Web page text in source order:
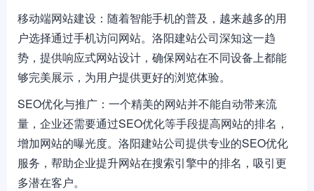
移动端网站建设：随着智能手机的普及，越来越多的用
户选择通过手机访问网站。洛阳建站公司深知这一趋
势，提供响应式网站设计，确保网站在不同设备上都能
够完美展示，为用户提供更好的浏览体验。
SEO优化与推广：一个精美的网站并不能自动带来流
量，企业还需要通过SEO优化等手段提高网站的排名，
增加网站的曝光度。洛阳建站公司提供专业的SEO优化
服务，帮助企业提升网站在搜索引擎中的排名，吸引更
多潜在客户。